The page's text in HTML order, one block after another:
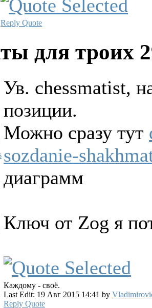
Reply Quote
для троих
Ув. chessmatist,
позиции.
Можно сразу тут
sozdanie-
диаграмм
Ключ от Zog я
Каждому - своё.
Last Edit: 19 Авг 2015 14:41 by
Reply Quote